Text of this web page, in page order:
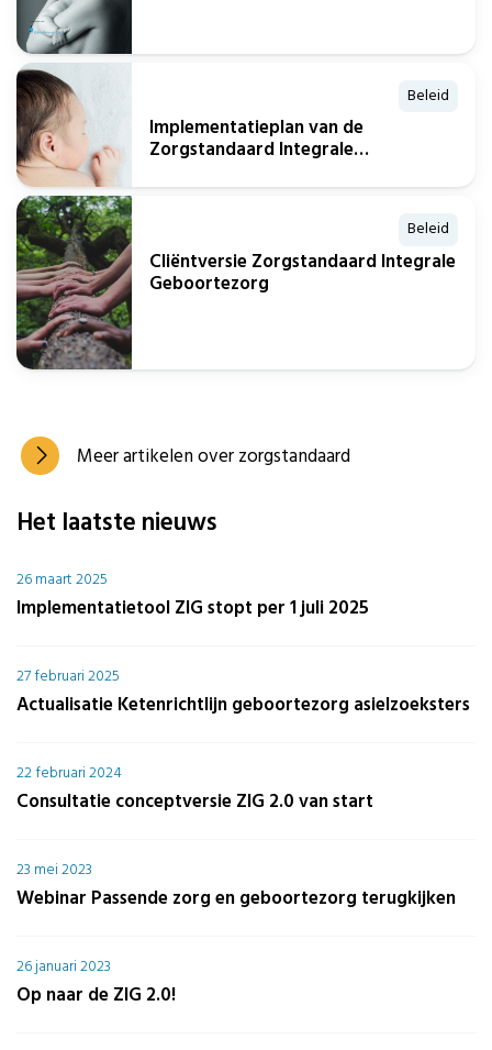
Beleid
Implementatieplan van de
Zorgstandaard Integrale
Beleid
Cliëntversie Zorgstandaard Integrale
Geboortezorg
Meer artikelen over zorgstandaard
Het laatste nieuws
26 maart 2025
Implementatietool ZIG stopt per 1 juli 2025
27 februari 2025
Actualisatie Ketenrichtlijn geboortezorg asielzoeksters
22 februari 2024
Consultatie conceptversie ZIG 2.0 van start
23 mei 2023
Webinar Passende zorg en geboortezorg terugkijken
26 januari 2023
Op naar de ZIG 2.0!